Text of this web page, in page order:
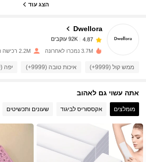
הצג עוד
Dwellora
4.87
92K עוקבים
z***z
שילםלפני יום אחד
4.87 92K עוקבים
4.87
3.7M נמכרו לאחרונה 2.2M רכישה חוזרת
ממש קול (9999+) איכות טובה (9999+) יפה (9999+)
אתה עשוי גם לאהוב
מומלצים אקססוריס לביגוד שעונים ותכשיטים